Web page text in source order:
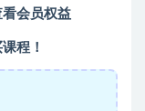
会员权益
程！